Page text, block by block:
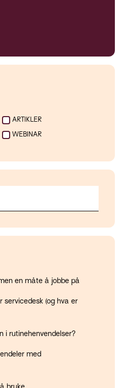
ARTIKLER
WEBINAR
en måte å jobbe på
servicedesk (og hva er
i rutinehenvendelser?
med